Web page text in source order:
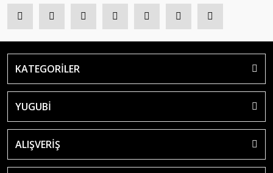
KATEGORİLER
YUGUBİ
ALIŞVERİŞ